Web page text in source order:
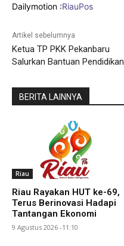
Dailymotion :RiauPos
Artikel sebelumnya
Ketua TP PKK Pekanbaru
Salurkan Bantuan Pendidikan
BERITA LAINNYA
Riau
Riau Rayakan HUT ke-69,
Terus Berinovasi Hadapi
Tantangan Ekonomi
9 Agustus 2026 -11:10